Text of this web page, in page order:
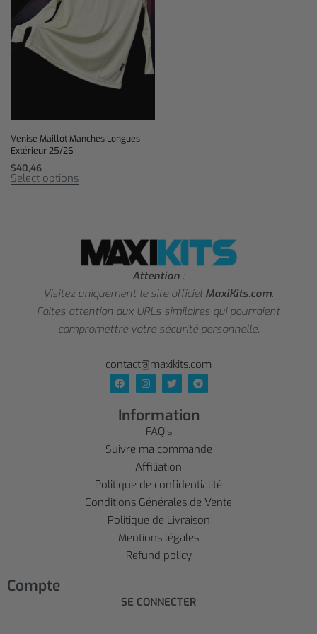
Venise Maillot Manches Longues
Extérieur 25/26
$40,46
Select options
Attention :
Visitez uniquement le site officiel MaxiKits.com.
Faites attention aux URLs similaires qui pourraient
compromettre votre sécurité personnelle.
contact@maxikits.com
Information
FAQ’s
Suivre ma commande
Affiliation
Politique de confidentialité
Conditions Générales de Vente
Politique de Livraison
Mentions légales
Refund policy
Compte
SE CONNECTER